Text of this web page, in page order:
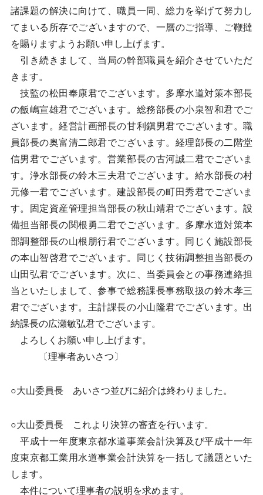
諸課題の解決に向けて、職員一同、総力を挙げて努力し
てまいる所存でございますので、一層のご指導、ご鞭撻
を賜りますようお願い申し上げます。
引き続きまして、当局の幹部職員を紹介させていただ
きます。
技監の松田奉康君でございます。多摩水道対策本部長
の飯嶋宣雄君でございます。総務部長の小泉智和君でご
ざいます。経営計画部長の甘利鎭男君でございます。職
員部長の奥富清二郎君でございます。経理部長の二階堂
信男君でございます。営業部長の古河誠二君でございま
す。浄水部長の鈴木三夫君でございます。給水部長の村
元修一君でございます。建設部長の町田秀君でございま
す。固定資産管理担当部長の秋山靖君でございます。設
備担当部長の関根勇二君でございます。多摩水道対策本
部調整部長の山根朋行君でございます。同じく施設部長
の本山智啓君でございます。同じく技術調整担当部長の
山田弘君でございます。次に、当委員会との事務連絡担
当といたしまして、参事で総務課長事務取扱の鈴木孝三
君でございます。主計課長の小山隆君でございます。出
納課長の広瀬敏弘君でございます。
よろしくお願い申し上げます。
〔理事者あいさつ〕
○大山委員長 あいさつ並びに紹介は終わりました。
○大山委員長 これより決算の審査を行います。
平成十一年度東京都水道事業会計決算及び平成十一年
度東京都工業用水道事業会計決算を一括して議題といた
します。
本件について理事者の説明を求めます。